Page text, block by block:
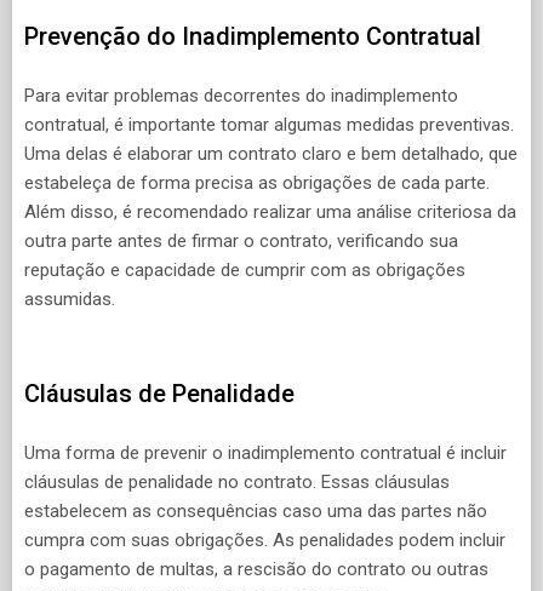
Prevenção do Inadimplemento Contratual
Para evitar problemas decorrentes do inadimplemento
contratual, é importante tomar algumas medidas preventivas.
Uma delas é elaborar um contrato claro e bem detalhado, que
estabeleça de forma precisa as obrigações de cada parte.
Além disso, é recomendado realizar uma análise criteriosa da
outra parte antes de firmar o contrato, verificando sua
reputação e capacidade de cumprir com as obrigações
assumidas.
Cláusulas de Penalidade
Uma forma de prevenir o inadimplemento contratual é incluir
cláusulas de penalidade no contrato. Essas cláusulas
estabelecem as consequências caso uma das partes não
cumpra com suas obrigações. As penalidades podem incluir
o pagamento de multas, a rescisão do contrato ou outras